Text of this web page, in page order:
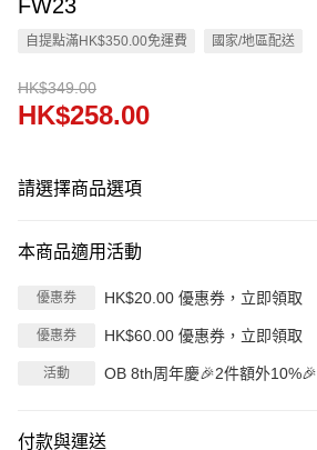
FW23
自提點滿HK$350.00免運費 國家/地區配送
HK$349.00
HK$258.00
請選擇商品選項
本商品適用活動
優惠券 HK$20.00 優惠券，立即領取
優惠券 HK$60.00 優惠券，立即領取
活動 OB 8th周年慶🎉2件額外10%🎉
付款與運送